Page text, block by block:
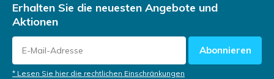
Erhalten Sie die neuesten Angebote und
Aktionen
Abonnieren
* Lesen Sie hier die rechtlichen Einschränkungen